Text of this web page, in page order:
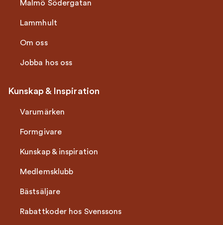
Malmö Södergatan
Lammhult
Om oss
Jobba hos oss
Kunskap & Inspiration
Varumärken
Formgivare
Kunskap & inspiration
Medlemsklubb
Bästsäljare
Rabattkoder hos Svenssons